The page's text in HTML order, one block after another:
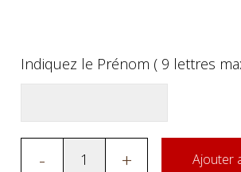
Indiquez le Prénom ( 9 lettres
- + Ajouter